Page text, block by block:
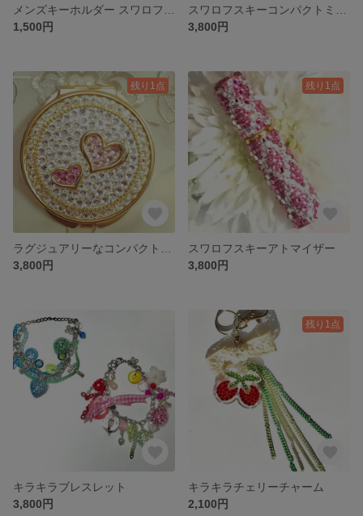
1,500円
3,800円
残り1点
3,800円
残り1点
スワロフスキーアトマイザー
3,800円
キラキラブレスレット
3,800円
残り1点
キラキラチェリーチャーム
2,100円